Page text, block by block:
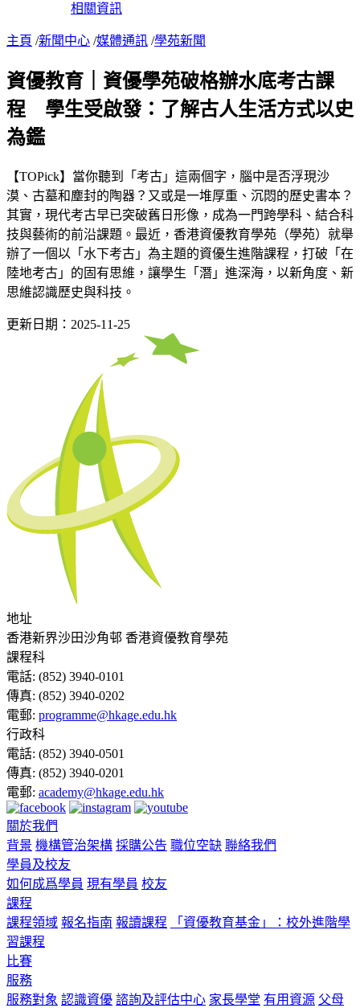
相關資訊
主頁 /新聞中心 /媒體通訊 /學苑新聞
資優教育｜資優學苑破格辦水底考古課
程 學生受啟發：了解古人生活方式以史
為鑑
【TOPick】當你聽到「考古」這兩個字，腦中是否浮現沙
漠、古墓和塵封的陶器？又或是一堆厚重、沉悶的歷史書本？
其實，現代考古早已突破舊日形像，成為一門跨學科、結合科
技與藝術的前沿課題。最近，香港資優教育學苑（學苑）就舉
辦了一個以「水下考古」為主題的資優生進階課程，打破「在
陸地考古」的固有思維，讓學生「潛」進深海，以新角度、新
思維認識歷史與科技。
更新日期：2025-11-25
地址
香港新界沙田沙角邨 香港資優教育學苑
課程科
電話: (852) 3940-0101
傳真: (852) 3940-0202
電郵: programme@hkage.edu.hk
行政科
電話: (852) 3940-0501
傳真: (852) 3940-0201
電郵: academy@hkage.edu.hk
關於我們
背景 機構管治架構 採購公告 職位空缺 聯絡我們
學員及校友
如何成爲學員 現有學員 校友
課程
課程領域 報名指南 報讀課程
「資優教育基金」：校外進階學
習課程
比賽
服務
服務對象 認識資優 諮詢及評估中心 家長學堂 有用資源 父母